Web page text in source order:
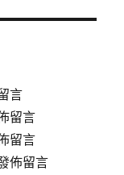
言
留言
留言
佈留言